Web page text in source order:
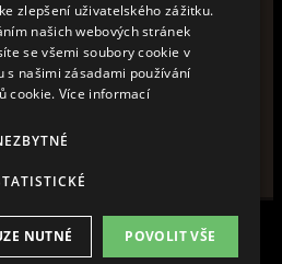
zlepšení uživatelského zážitku.
našich webových stránek
se všemi soubory cookie v
s našimi zásadami používání
cookie. Více informací
POVOLIT VŠE
NUTNÉ